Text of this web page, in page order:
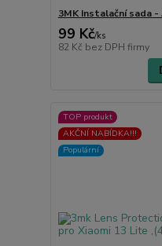
3MK Instalační sada
99 Kč/ks
82 Kč bez DPH firmy
TOP produkt
AKČNÍ NABÍDKA!!!
Populární